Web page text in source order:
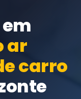
ar
carro